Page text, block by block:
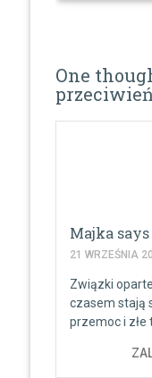
One
Majka says
21 WRZEŚNIA
Związki
czasem stają
przemoc i złe